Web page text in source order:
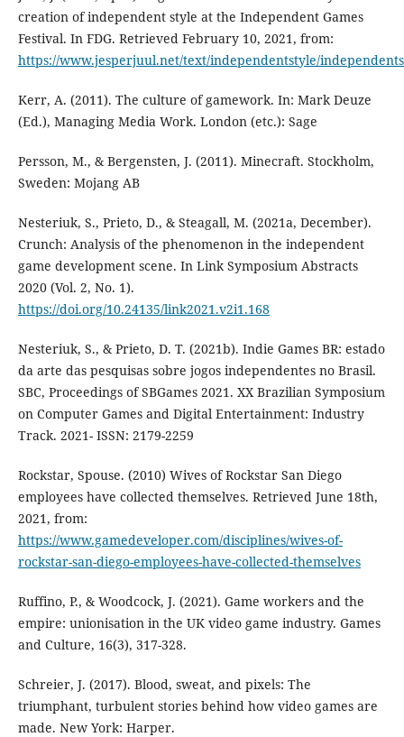
creation of independent style at the Independent Games
Festival. In FDG. Retrieved February 10, 2021, from:
https://www.jesperjuul.net/text/independentstyle/
Kerr, A. (2011). The culture of gamework. In: Mark Deuze
(Ed.), Managing Media Work. London (etc.): Sage
Persson, M., & Bergensten, J. (2011). Minecraft. Stockholm,
Sweden: Mojang AB
Nesteriuk, S., Prieto, D., & Steagall, M. (2021a, December).
Crunch: Analysis of the phenomenon in the independent
game development scene. In Link Symposium Abstracts
2020 (Vol. 2, No. 1).
https://doi.org/10.24135/link2021.v2i1.168
Nesteriuk, S., & Prieto, D. T. (2021b). Indie Games BR: estado
da arte das pesquisas sobre jogos independentes no Brasil.
SBC, Proceedings of SBGames 2021. XX Brazilian Symposium
on Computer Games and Digital Entertainment: Industry
Track. 2021- ISSN: 2179-2259
Rockstar, Spouse. (2010) Wives of Rockstar San Diego
employees have collected themselves. Retrieved June 18th,
2021, from:
https://www.gamedeveloper.com/disciplines/wives-of-
rockstar-san-diego-employees-have-collected-themselves
Ruffino, P., & Woodcock, J. (2021). Game workers and the
empire: unionisation in the UK video game industry. Games
and Culture, 16(3), 317-328.
Schreier, J. (2017). Blood, sweat, and pixels: The
triumphant, turbulent stories behind how video games are
made. New York: Harper.